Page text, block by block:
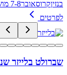
בנזיןקרוסאובר7-8 מוש׳
לפרטים
שברולט בלייזר שנת